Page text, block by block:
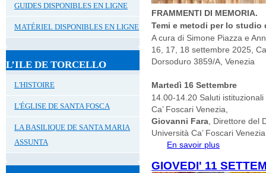
GUIDES DISPONIBLES EN LIGNE
MATÉRIEL DISPONIBLES EN LIGNE
L’ILE DE TORCELLO
L'HISTOIRE
L'ÉGLISE DE SANTA FOSCA
LA BASILIQUE DE SANTA MARIA
ASSUNTA
FRAMMENTI DI MEMORIA.
Temi e metodi per lo
A cura di Simone Piazza e
16, 17, 18 settembre 2025,
Dorsoduro 3859/A, Venezia
Martedì 16 Settembre
14.00-14.20 Saluti istituzionali
Ca’ Foscari Venezia,
Giovanni Fara , Direttore del
Università Ca’ Foscari
En savoir plus
GIOVEDI' 11